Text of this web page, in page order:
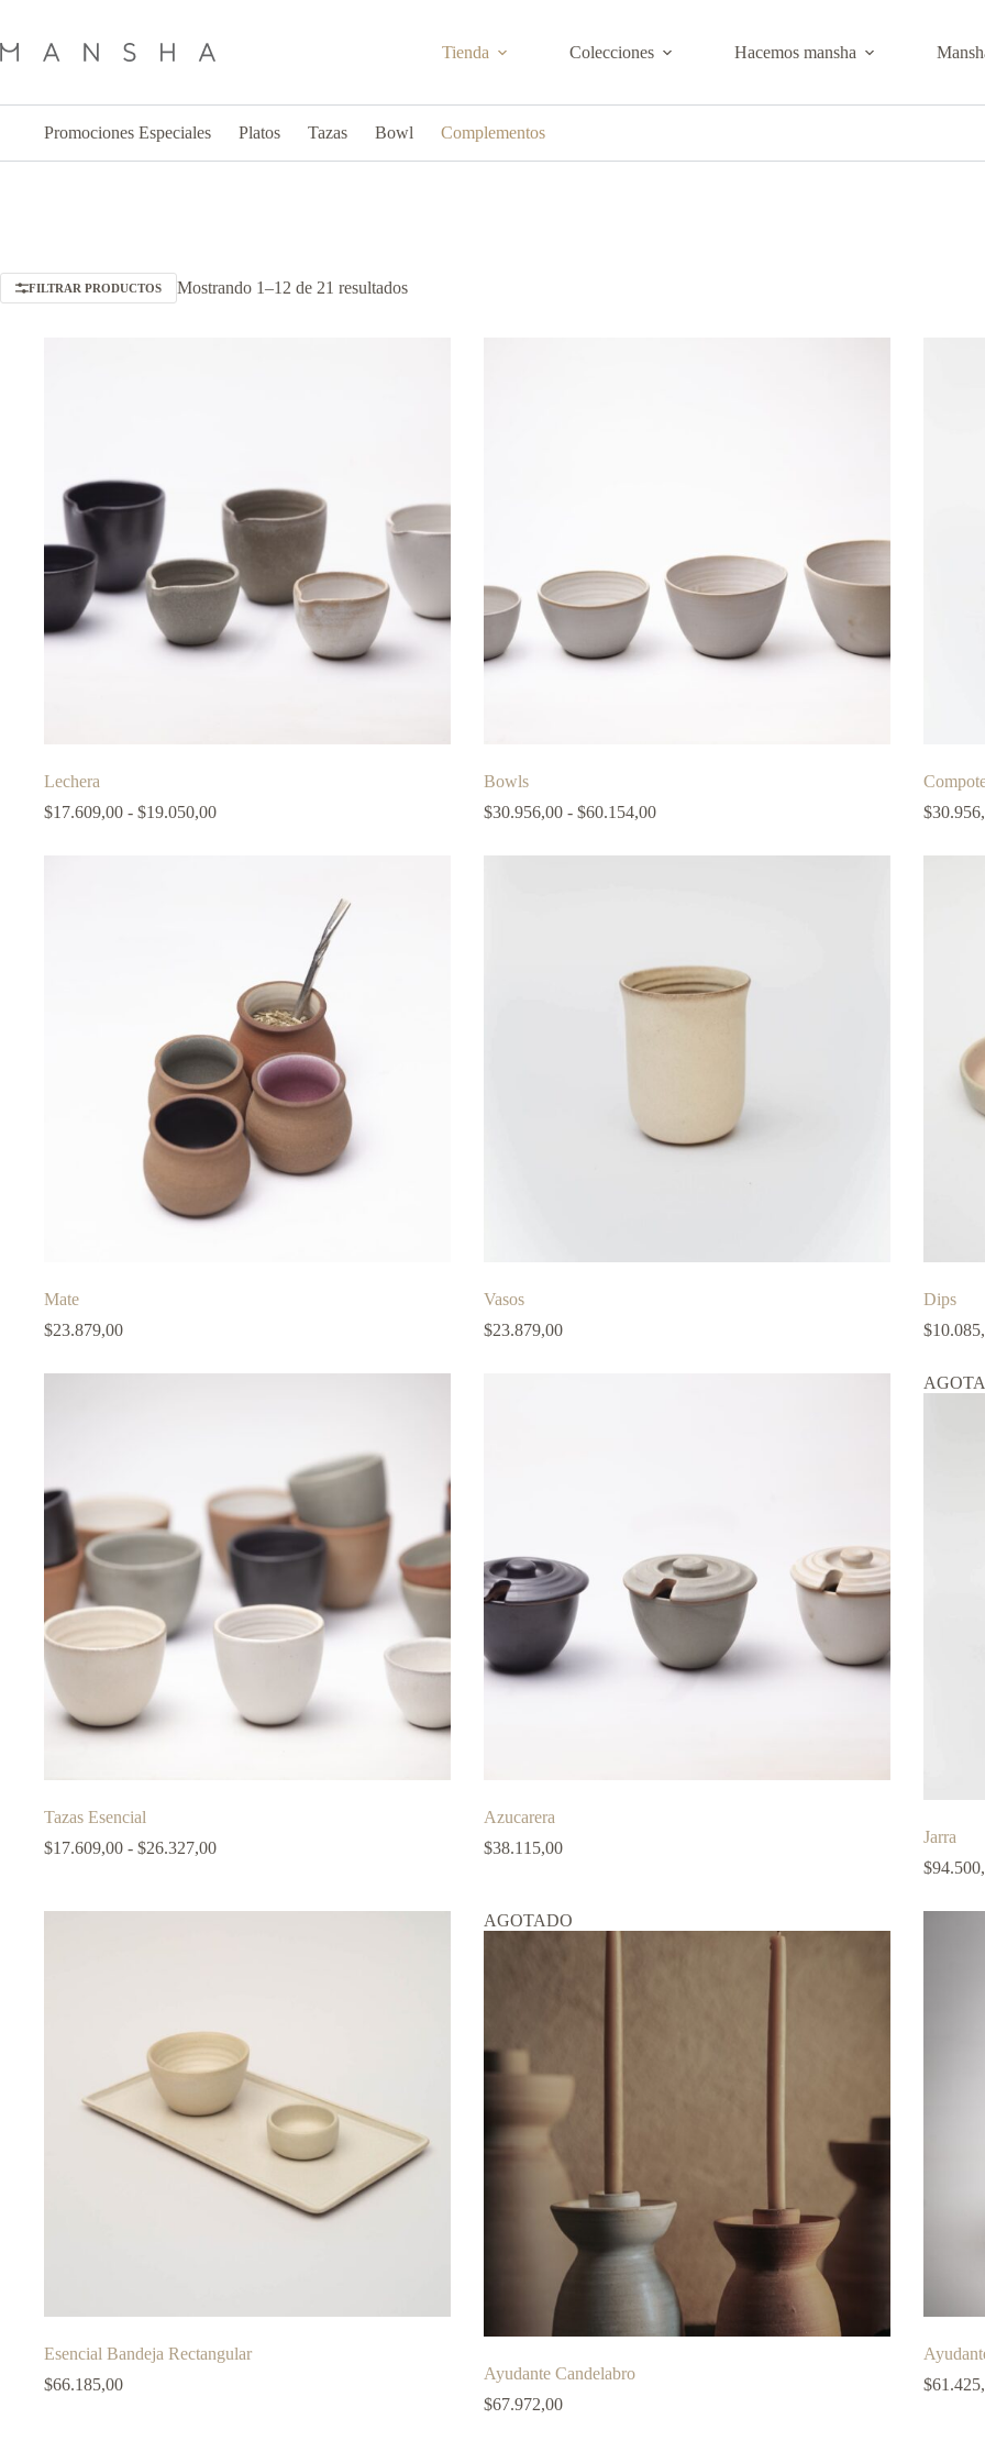
contenido
Tienda Colecciones Hacemos mansha
Promociones Especiales Platos Tazas Bowl Complementos
FILTRAR PRODUCTOS Mostrando 1–12 de 21 resultadosOrdenado
Lechera
$17.609,00 - $19.050,00Rango
Bowls
$30.956,00 - $60.154,00Rango
$
Mate
$23.879,00
Vasos
$23.879,00
Dips
$
Tazas Esencial
$17.609,00 - $26.327,00Rango
Azucarera
$38.115,00
Jarra
$
Esencial Bandeja Rectangular
$66.185,00
AGOTADO
Ayudante Candelabro
$67.972,00
$